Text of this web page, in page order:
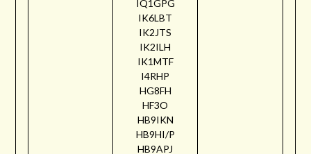
IQ1GPG
IK6LBT
IK2JTS
IK2ILH
IK1MTF
I4RHP
HG8FH
HF3O
HB9IKN
HB9HI/P
HB9APJ